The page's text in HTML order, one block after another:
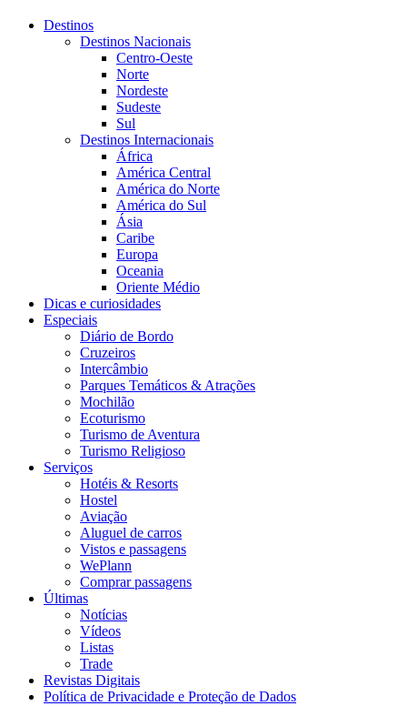
Destinos
Destinos Nacionais
Centro-Oeste
Norte
Nordeste
Sudeste
Sul
Destinos Internacionais
África
América Central
América do Norte
América do Sul
Ásia
Caribe
Europa
Oceania
Oriente Médio
Dicas e curiosidades
Especiais
Diário de Bordo
Cruzeiros
Intercâmbio
Parques Temáticos & Atrações
Mochilão
Ecoturismo
Turismo de Aventura
Turismo Religioso
Serviços
Hotéis & Resorts
Hostel
Aviação
Aluguel de carros
Vistos e passagens
WePlann
Comprar passagens
Últimas
Notícias
Vídeos
Listas
Trade
Revistas Digitais
Política de Privacidade e Proteção de Dados